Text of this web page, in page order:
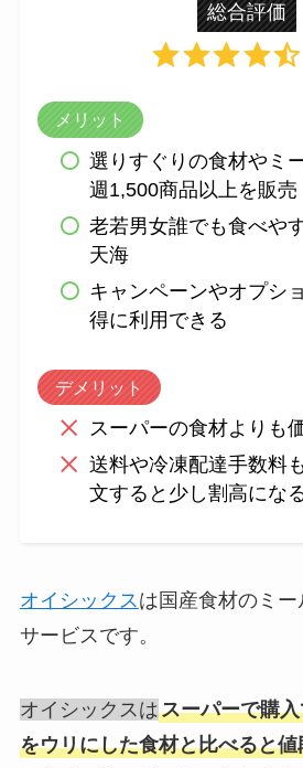
総合評価
メリット
選りすぐりの食材やミ
週1,500商品以上を販売
老若男女誰でも食べや
天海
キャンペーンやオプシ
得に利用できる
デメリット
スーパーの食材よりも
送料や冷凍配達手数料
文すると少し割高にな
オイシックス は国産食材のミ
サービスです。
オイシックスはスーパーで購
をウリにした食材と比べると値